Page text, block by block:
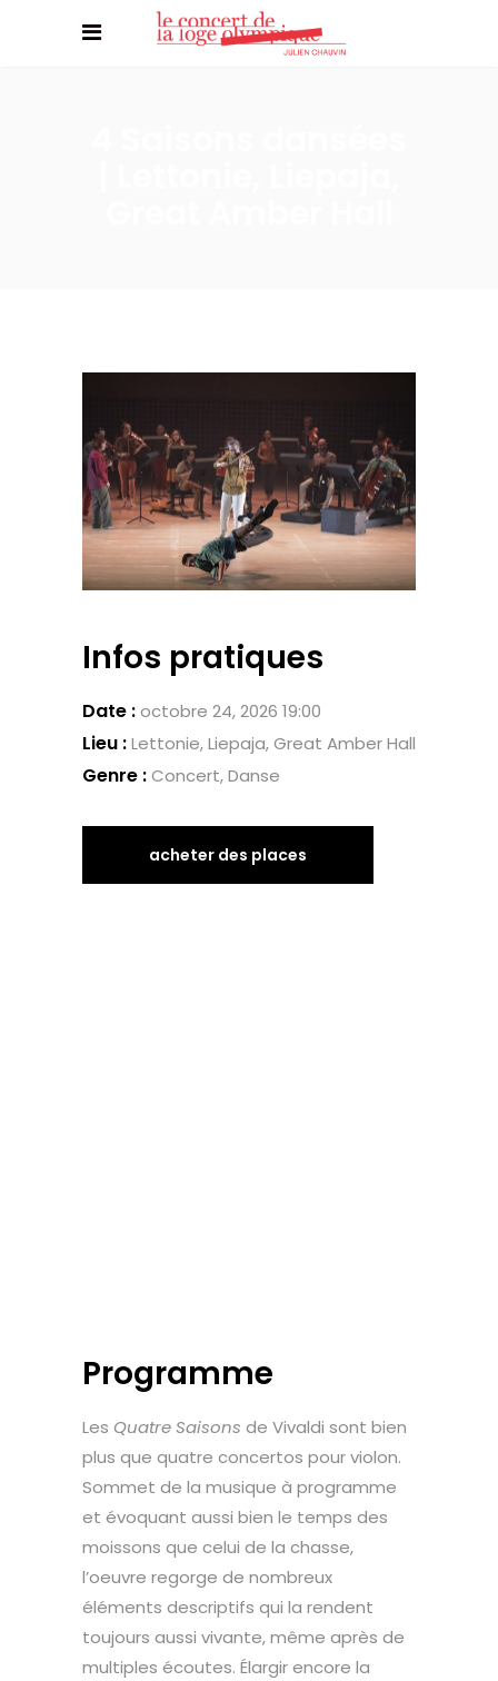
Infos pratiques
Date :octobre 24, 2026 19:00
Lieu :Lettonie, Liepaja, Great Amber Hall
Genre :Concert, Danse
acheter des places
Programme
Les Quatre Saisons de Vivaldi sont bien
plus que quatre concertos pour violon.
Sommet de la musique à programme
et évoquant aussi bien le temps des
moissons que celui de la chasse,
l’oeuvre regorge de nombreux
éléments descriptifs qui la rendent
toujours aussi vivante, même après de
multiples écoutes. Élargir encore la